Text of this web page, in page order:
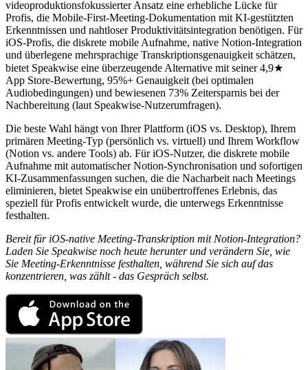
videoproduktionsfokussierter Ansatz eine erhebliche Lücke für
Profis, die Mobile-First-Meeting-Dokumentation mit KI-gestützten
Erkenntnissen und nahtloser Produktivitätsintegration benötigen. Für
iOS-Profis, die diskrete mobile Aufnahme, native Notion-Integration
und überlegene mehrsprachige Transkriptionsgenauigkeit schätzen,
bietet Speakwise eine überzeugende Alternative mit seiner 4,9★
App Store-Bewertung, 95%+ Genauigkeit (bei optimalen
Audiobedingungen) und bewiesenen 73% Zeitersparnis bei der
Nachbereitung (laut Speakwise-Nutzerumfragen).
Die beste Wahl hängt von Ihrer Plattform (iOS vs. Desktop), Ihrem
primären Meeting-Typ (persönlich vs. virtuell) und Ihrem Workflow
(Notion vs. andere Tools) ab. Für iOS-Nutzer, die diskrete mobile
Aufnahme mit automatischer Notion-Synchronisation und sofortigen
KI-Zusammenfassungen suchen, die die Nacharbeit nach Meetings
eliminieren, bietet Speakwise ein unübertroffenes Erlebnis, das
speziell für Profis entwickelt wurde, die unterwegs Erkenntnisse
festhalten.
Bereit für iOS-native Meeting-Transkription mit Notion-Integration?
Laden Sie Speakwise noch heute herunter und verändern Sie, wie
Sie Meeting-Erkenntnisse festhalten, während Sie sich auf das
konzentrieren, was zählt - das Gespräch selbst.